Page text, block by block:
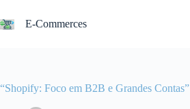
para
o
E-Commerces
“Shopify: Foco em B2B e Grandes Contas”